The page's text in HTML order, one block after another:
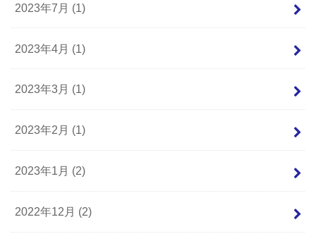
2023年7月 (1)
2023年4月 (1)
2023年3月 (1)
2023年2月 (1)
2023年1月 (2)
2022年12月 (2)